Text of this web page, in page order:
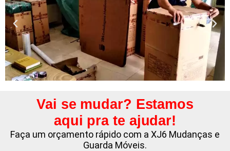
Vai se mudar? Estamos
aqui pra te ajudar!
Faça um orçamento rápido com a XJ6 Mudanças e
Guarda Móveis.